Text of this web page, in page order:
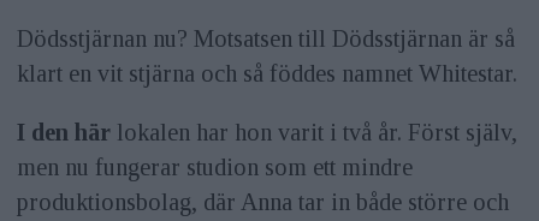
Dödsstjärnan nu? Motsatsen till Dödsstjärnan är så
klart en vit stjärna och så föddes namnet Whitestar.
I den härlokalen har hon varit i två år. Först själv,
men nu fungerar studion som ett mindre
produktionsbolag, där Anna tar in både större och